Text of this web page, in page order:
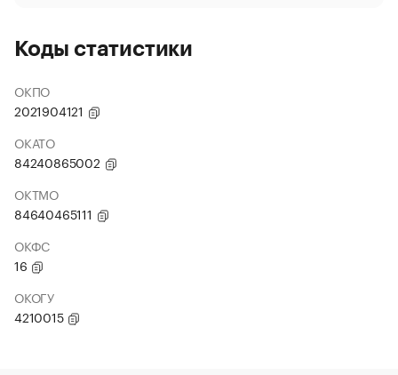
Коды статистики
ОКПО
2021904121
ОКАТО
84240865002
ОКТМО
84640465111
ОКФС
16
ОКОГУ
4210015